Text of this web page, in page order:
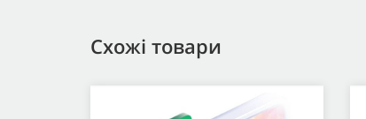
Схожі товари